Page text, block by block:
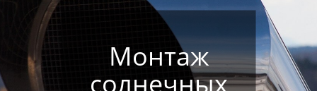
Монтаж
солнечных